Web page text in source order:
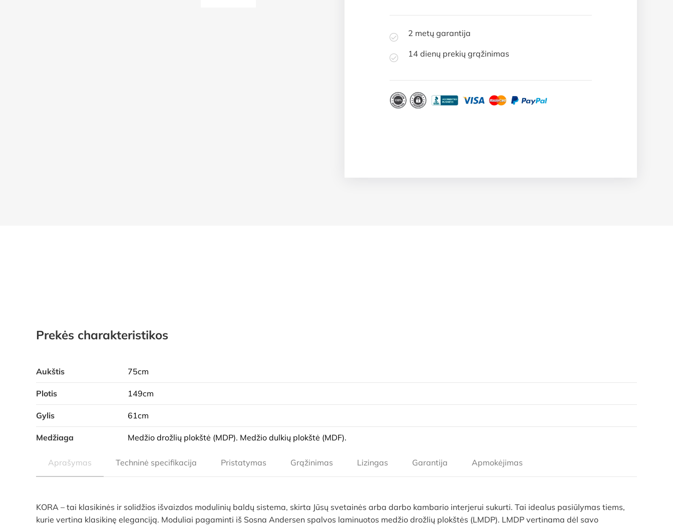
2 metų garantija
14 dienų prekių grąžinimas
Prekės charakteristikos
Aukštis 75cm
Plotis 149cm
Gylis 61cm
Medžiaga Medžio drožlių plokštė (MDP). Medžio dulkių plokštė (MDF).
Aprašymas Techninė specifikacija Pristatymas Grąžinimas Lizingas Garantija Apmokėjimas
KORA – tai klasikinės ir solidžios išvaizdos modulinių baldų sistema, skirta Jūsų svetainės arba darbo kambario interjerui sukurti. Tai idealus pasiūlymas tiems,
kurie vertina klasikinę eleganciją. Moduliai pagaminti iš Sosna Andersen spalvos laminuotos medžio drožlių plokštės (LMDP). LMDP vertinama dėl savo